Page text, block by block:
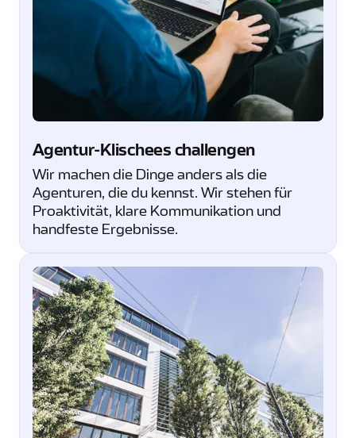
Agentur-Klischees challengen
Wir machen die Dinge anders als die
Agenturen, die du kennst. Wir stehen für
Proaktivität, klare Kommunikation und
handfeste Ergebnisse.